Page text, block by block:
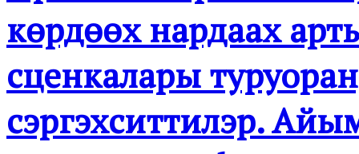
көрдөөх нардаах
сценкалары
сэргэхситтилэр.